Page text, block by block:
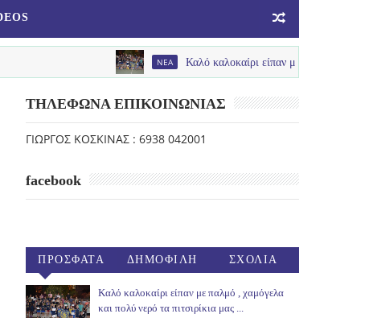
NEA Καλό καλοκαίρι είπαν με παλμό , χαμόγελα και
ΤΗΛΕΦΩΝΑ ΕΠΙΚΟΙΝΩΝΙΑΣ
ΓΙΩΡΓΟΣ ΚΟΣΚΙΝΑΣ : 6938 042001
facebook
ΠΡΟΣΦΑΤΑ ΔΗΜΟΦΙΛΗ ΣΧΟΛΙΑ
Καλό καλοκαίρι είπαν με παλμό , χαμόγελα
και πολύ νερό τα πιτσιρίκια μας ...